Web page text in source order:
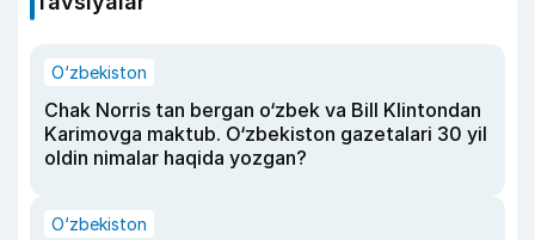
O‘zbekiston
Chak Norris tan bergan o‘zbek va Bill Klintondan
Karimovga maktub. O‘zbekiston gazetalari 30 yil
oldin nimalar haqida yozgan?
O‘zbekiston